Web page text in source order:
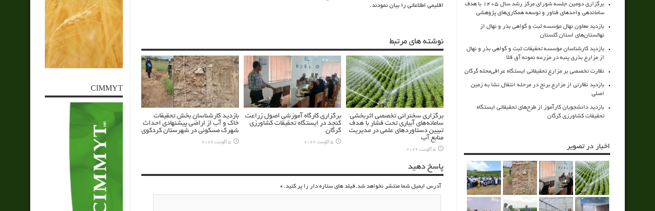
اقلیمی اطلاعاتی را بیان نمودند.
نوشته های مرتبط
برگزاری سخنرانی تخصصی اثربخشی
سامانه‌های آبیاری تحت فشار با هدف
تبیین دستاوردهای علمی در مدیریت
منابع آب
5 آگوست 2026
برگزاری کارگاه آموزشی اصول زراعت
کنجد در ایستگاه تحقیقات کشاورزی
گرگان
5 آگوست 2026
بازدید کارشناسان بخش تحقیقات
خاک و آب از اراضی پیشنهادی احداث
شهرک مسکونی در شهرستان کردکوی
5 آگوست 2026
پاسخ دهید
آدرس ایمیل شما منتشر نخواهد شد.فیلد های ستاره دار را پر کنید.*
CIMMYT
برگزاری دومین جلسه شورای مرکز رشد سال ۱۴۰۵ با هدف
ساماندهی واحدهای فناور و توسعه همکاری‌های پژوهشی
بازدید معاون نهال مؤسسه ثبت و گواهی بذر و نهال از
نهالستان‌های استان گلستان
بازدید کارشناسان مؤسسه تحقیقات ثبت و گواهی بذر و نهال
از مزارع بذری پنبه در مزرعه نمونه آق قلا
نظارت تخصصی بر مزارع تحقیقاتی ایستگاه عراقی‌محله گرگان
بازدید نظارتی از مزارع برنج در مرحله انتقال نشا به زمین
اصلی
بازدید دانشجویان کارآموز از طرح‌های تحقیقاتی ایستگاه
تحقیقات کشاورزی گرگان
اخبار در تصویر